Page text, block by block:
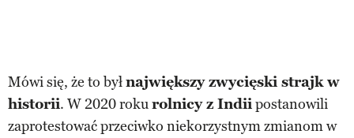
Mówi się, że to byłnajwiększy zwycięski strajk w
historii. W 2020 rokurolnicy z Indiipostanowili
zaprotestować przeciwko niekorzystnym zmianom w